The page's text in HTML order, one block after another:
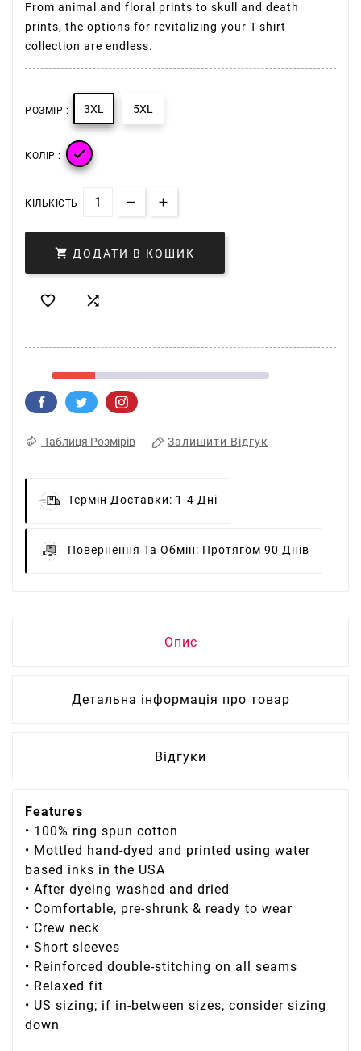
From animal and floral prints to skull and death
prints, the options for revitalizing your T-shirt
collection are endless.
РОЗМІР : 3XL 5XL
КОЛІР : 
КІЛЬКІСТЬ
 ДОДАТИ В КОШИК
 
Таблиця Розмірів Залишити Відгук
Термін Доставки: 1-4 Дні
Повернення Та Обмін: Протягом 90 Днів
Опис
Детальна інформація про товар
Відгуки
Features
• 100% ring spun cotton
• Mottled hand-dyed and printed using water
based inks in the USA
• After dyeing washed and dried
• Comfortable, pre-shrunk & ready to wear
• Crew neck
• Short sleeves
• Reinforced double-stitching on all seams
• Relaxed fit
• US sizing; if in-between sizes, consider sizing
down